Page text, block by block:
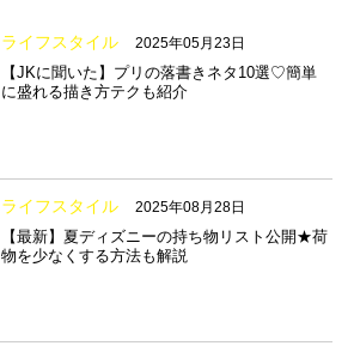
ライフスタイル 2025年05月23日
【JKに聞いた】プリの落書きネタ10選♡簡単
に盛れる描き方テクも紹介
ライフスタイル 2025年08月28日
【最新】夏ディズニーの持ち物リスト公開★荷
物を少なくする方法も解説